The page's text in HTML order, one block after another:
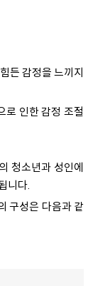
든 감정을 느끼지
로 인한 감정 조절
청소년과 성인에
니다.
구성은 다음과 같